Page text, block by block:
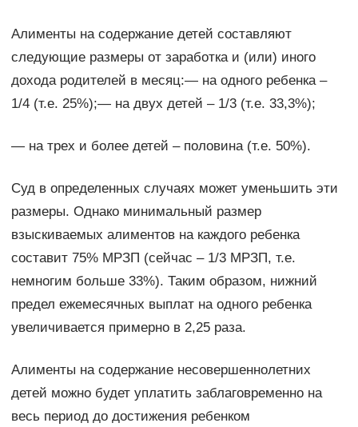
Алименты на содержание детей составляют
следующие размеры от заработка и (или) иного
дохода родителей в месяц:— на одного ребенка –
1/4 (т.е. 25%);— на двух детей – 1/3 (т.е. 33,3%);
— на трех и более детей – половина (т.е. 50%).
Суд в определенных случаях может уменьшить эти
размеры. Однако минимальный размер
взыскиваемых алиментов на каждого ребенка
составит 75% МРЗП (сейчас – 1/3 МРЗП, т.е.
немногим больше 33%). Таким образом, нижний
предел ежемесячных выплат на одного ребенка
увеличивается примерно в 2,25 раза.
Алименты на содержание несовершеннолетних
детей можно будет уплатить заблаговременно на
весь период до достижения ребенком